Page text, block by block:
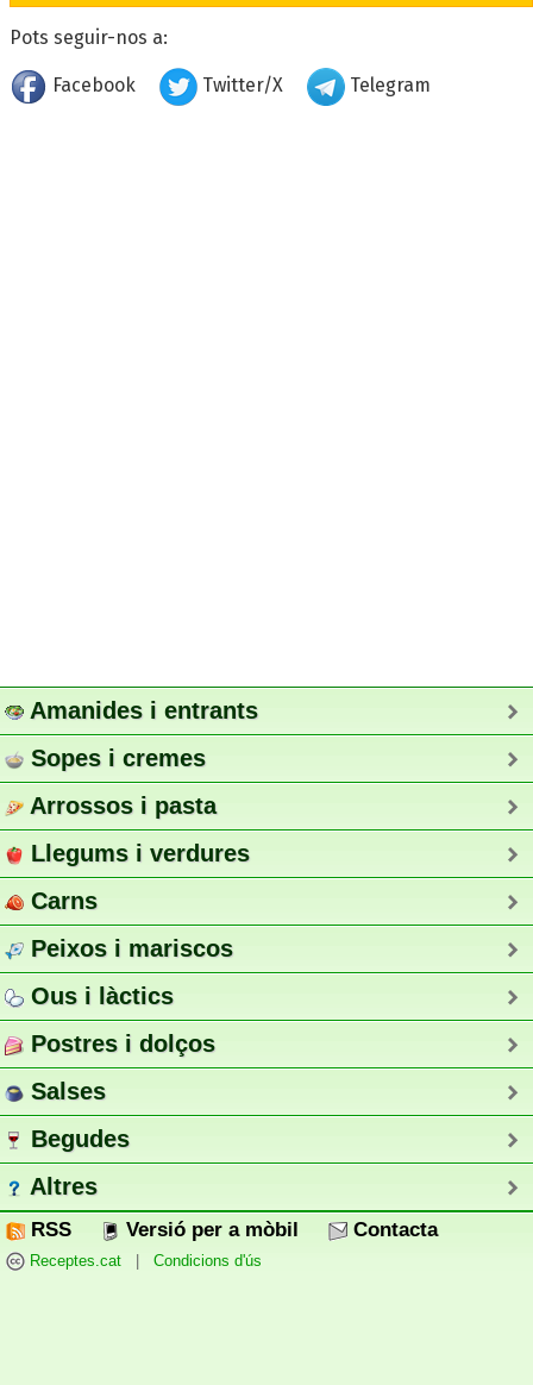
Pots seguir-nos a:
Facebook Twitter/X Telegram
Amanides i entrants
Sopes i cremes
Arrossos i pasta
Llegums i verdures
Carns
Peixos i mariscos
Ous i làctics
Postres i dolços
Salses
Begudes
Altres
RSS Versió per a mòbil Contacta
Receptes.cat Condicions d'ús